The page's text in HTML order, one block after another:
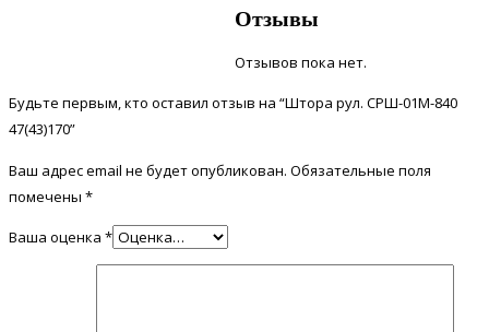
Отзывы
Отзывов пока нет.
Будьте первым, кто оставил отзыв на “Штора рул. СРШ-01М-840
47(43)170”
Ваш адрес email не будет опубликован. Обязательные поля
помечены *
Ваша оценка *